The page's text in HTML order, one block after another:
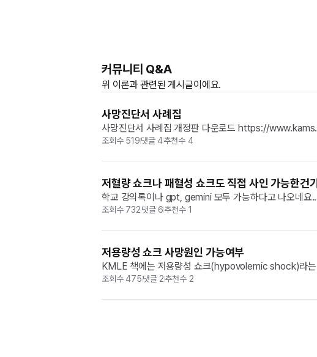
커뮤니티 Q&A
위 이론과 관련된 게시글이에요.
사망진단서 사례집
사망진단서 사례집 개정판 다운로드 https://
조회수 519댓글4추천수 4
저혈량 쇼크나 패혈성 쇼크도 직접 사인 가능한건
학교 강의록이나 gpt, gemini 모두 가능하다고 나오네요..
조회수 732댓글 6추천수 1
저용량성 쇼크 사망원인 가능여부
KMLE 책에는 저용량성 쇼크(hypovolemic shock)라는
는 예시로 직접사인=저용량성 쇼크, 그 원인을 차례로 식
조회수475댓글 2추천수 2